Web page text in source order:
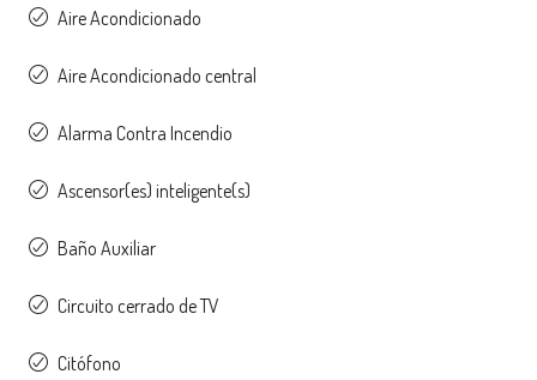
Aire Acondicionado
Aire Acondicionado central
Alarma Contra Incendio
Ascensor(es) inteligente(s)
Baño Auxiliar
Circuito cerrado de TV
Citófono